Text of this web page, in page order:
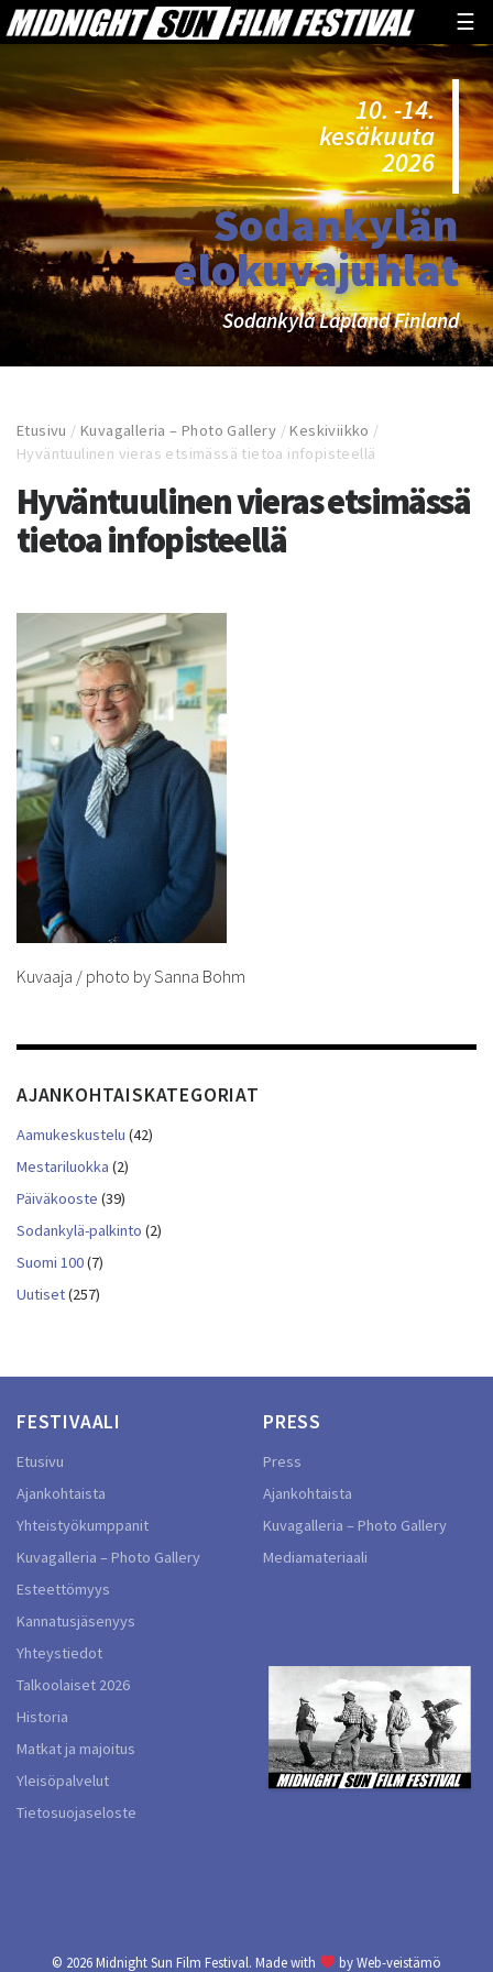
☰
10. -14.
kesäkuuta
2026
Sodankylän
elokuvajuhlat
Sodankylä Lapland Finland
Etusivu /Kuvagalleria – Photo Gallery /Keskiviikko /
Hyväntuulinen vieras etsimässä tietoa infopisteellä
Hyväntuulinen vieras etsimässä
tietoa infopisteellä
Kuvaaja / photo by Sanna Bohm
AJANKOHTAISKATEGORIAT
Aamukeskustelu (42)
Mestariluokka (2)
Päiväkooste (39)
Sodankylä-palkinto (2)
Suomi 100(7)
Uutiset(257)
FESTIVAALI
Etusivu
Ajankohtaista
Yhteistyökumppanit
Kuvagalleria – Photo Gallery
Esteettömyys
Kannatusjäsenyys
Yhteystiedot
Talkoolaiset 2026
Historia
Matkat ja majoitus
Yleisöpalvelut
Tietosuojaseloste
PRESS
Press
Ajankohtaista
Kuvagalleria – Photo Gallery
Mediamateriaali
© 2026Midnight Sun Film Festival. Made with byWeb-veistämö